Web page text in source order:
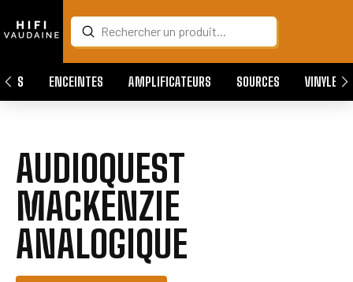
Search
Submit
ENCEINTES AMPLIFICATEURS SOURCES VINYLES
AUDIOQUEST
MACKENZIE
ANALOGIQUE